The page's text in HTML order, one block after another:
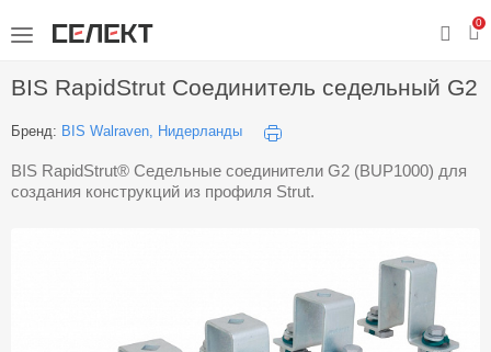
0
BIS RapidStrut Соединитель седельный G2
Бренд: BIS Walraven, Нидерланды
BIS RapidStrut® Седельные соединители G2 (BUP1000) для
создания конструкций из профиля Strut.